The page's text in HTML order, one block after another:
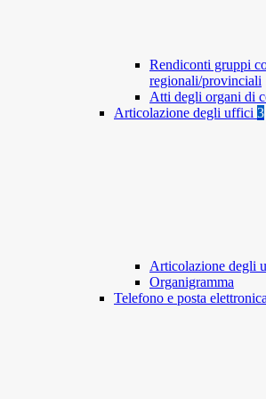
Rendiconti gruppi
regionali/provinciali
Atti degli organi di
Articolazione degli uffici 3
Articolazione degli
Organigramma
Telefono e posta elettronica